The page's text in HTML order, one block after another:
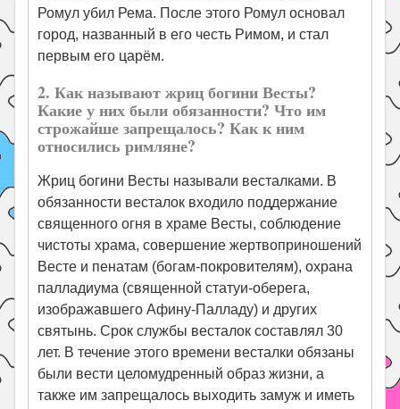
Ромул убил Рема. После этого Ромул основал
город, названный в его честь Римом, и стал
первым его царём.
2. Как называют жриц богини Весты?
Какие у них были обязан­ности? Что им
строжайше запрещалось? Как к ним
относились римляне?
Жриц богини Весты называли весталками. В
обязанности весталок входило поддержание
священного огня в храме Весты, соблюдение
чистоты храма, совершение жертвоприношений
Весте и пенатам (богам-покровителям), охрана
палладиума (священной статуи-оберега,
изображавшего Афину-Палладу) и других
святынь. Срок службы весталок составлял 30
лет. В течение этого времени весталки обязаны
были вести целомудренный образ жизни, а
также им запрещалось выходить замуж и иметь